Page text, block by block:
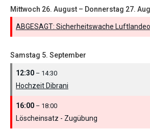
Mittwoch 26. August – Donnerstag 27.
ABGESAGT: Sicherheitswache
Samstag 5. September
12:30 – 14:30
Hochzeit Dibrani
16:00 – 18:00
Löscheinsatz - Zugübung